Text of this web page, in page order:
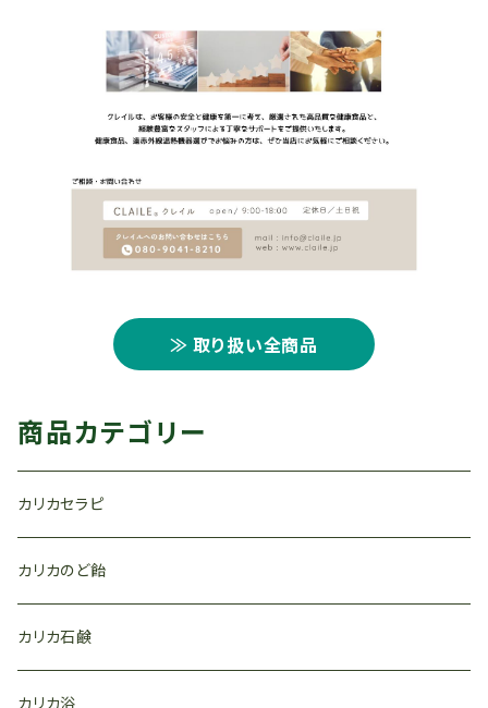
≫ 取り扱い全商品
商品カテゴリー
カリカセラピ
カリカのど飴
カリカ石鹸
カリカ浴